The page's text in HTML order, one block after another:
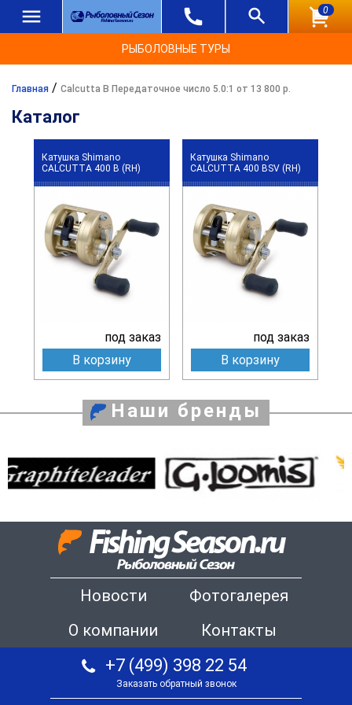
0
РЫБОЛОВНЫЕ ТУРЫ
Главная / Calcutta B Передаточное число 5.0:1 от 13 800 р.
Каталог
Катушка Shimano
CALCUTTA 400 B (RH)
под заказ
В корзину
Катушка Shimano
CALCUTTA 400 BSV (RH)
под заказ
В корзину
Наши бренды
Новости
Фотогалерея
О компании
Контакты
+7 (499) 398 22 54
Заказать обратный звонок